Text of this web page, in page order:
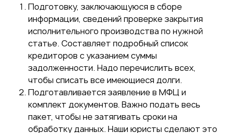
Подготовку, заключающуюся в сборе
информации, сведений проверке закрытия
исполнительного производства по нужной
статье. Составляет подробный список
кредиторов с указанием суммы
задолженности. Надо перечислить всех,
чтобы списать все имеющиеся долги.
Подготавливается заявление в МФЦ и
комплект документов. Важно подать весь
пакет, чтобы не затягивать сроки на
обработку данных. Наши юристы сделают это